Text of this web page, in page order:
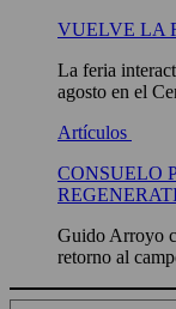
VUELVE LA
La feria
agosto en el
Artículos
CONSUELO
Guido Arroyo
retorno al